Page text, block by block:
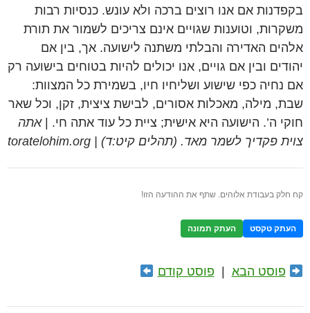
בקפדנות אם אנו רוצים ברכה ולא עונש. כנסיות רבות
משקרות, וטוענות שגויים אינם צריכים לשמור את תורת
אלהים האדירה והבלתי משתנה לישועה. אך, בין אם
יהודים ובין אם גויים, אנו יכולים להיות בטוחים בישועה רק
אם נחיה כפי שישוע ושליחיו חיו, בשמירת כל המצוות:
שבת, מילה, מאכלות אסורים, לבישת ציצית, זקן, וכל שאר
חוקי ה’. הישועה היא אישית; ציית כל עוד אתה חי. |אתה
צוית פקדיך לשמר מאד. (תהלים קיט:ד) | toratelohim.org
קח חלק בעבודת אלוהים. שתף את ההודעה הזו!
העתק טקסט העתק תמונה
פוסט הבא פוסט קודם